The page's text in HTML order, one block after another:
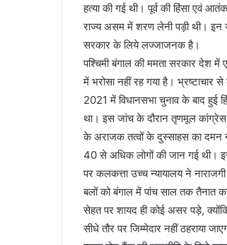
हत्या की गई थी। पूर्व की हिंसा एवं
राज्य असम में शरण लेनी पड़ी थी। इन
सरकार के लिये लज्जाजनक है।
पश्चिमी बंगाल की ममता सरकार देश में
में भरोसा नहीं रह गया है। भ्रष्टाचार
2021 में विधानसभा चुनाव के बाद हुई
था। इस जांच के दौरान तृणमूल कांग्रेस
के अराजक तत्वों के दुस्साहस का दमन
40 से अधिक लोगों की जान गई थी।
पर कलकत्ता उच्च न्यायालय ने
बलों को बंगाल में पांच साल तक तैनात
सेहत पर शायद ही कोई असर पड़े,
सीधे तौर पर जिम्मेदार नहीं ठहराया